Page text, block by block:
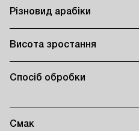
Різновид арабіки
Висота зростання
Спосіб обробки
Смак